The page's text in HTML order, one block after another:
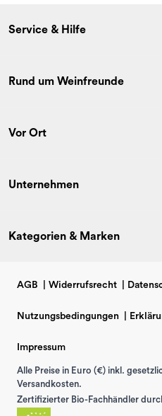
Service & Hilfe
Rund um Weinfreunde
Vor Ort
Unternehmen
Kategorien & Marken
AGB Widerrufsrecht
Nutzungsbedingungen
Impressum
Alle Preise in Euro (€) inkl.
Versandkosten.
Zertifizierter Bio-Fachhändler